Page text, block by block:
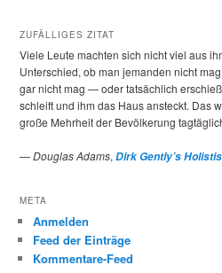
ZUFÄLLIGES ZITAT
Viele Leute machten sich nicht viel aus
Unterschied, ob man jemanden nicht
gar nicht mag — oder tatsächlich
schleift und ihm das Haus ansteckt. Das
große Mehrheit der Bevölkerung
—Douglas Adams,Dirk Gently’s
META
Anmelden
Feed der Einträge
Kommentare-Feed